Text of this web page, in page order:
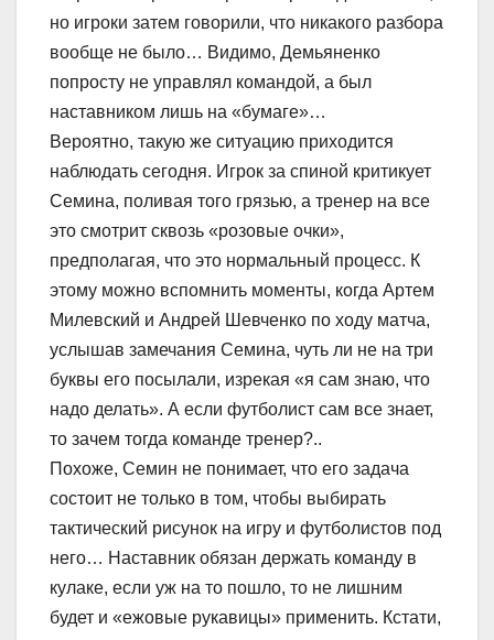
но игроки затем говорили, что никакого разбора
вообще не было… Видимо, Демьяненко
попросту не управлял командой, а был
наставником лишь на «бумаге»…
Вероятно, такую же ситуацию приходится
наблюдать сегодня. Игрок за спиной критикует
Семина, поливая того грязью, а тренер на все
это смотрит сквозь «розовые очки»,
предполагая, что это нормальный процесс. К
этому можно вспомнить моменты, когда Артем
Милевский и Андрей Шевченко по ходу матча,
услышав замечания Семина, чуть ли не на три
буквы его посылали, изрекая «я сам знаю, что
надо делать». А если футболист сам все знает,
то зачем тогда команде тренер?..
Похоже, Семин не понимает, что его задача
состоит не только в том, чтобы выбирать
тактический рисунок на игру и футболистов под
него… Наставник обязан держать команду в
кулаке, если уж на то пошло, то не лишним
будет и «ежовые рукавицы» применить. Кстати,